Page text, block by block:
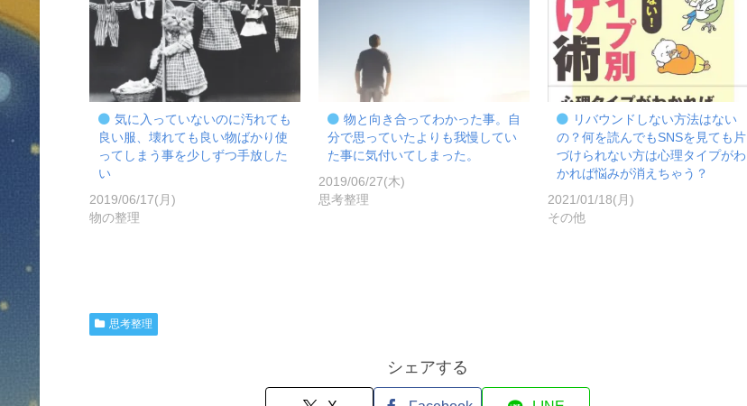
気に入っていないのに汚れても
良い服、壊れても良い物ばかり使
ってしまう事を少しずつ手放した
い
2019/06/17(月)
物の整理
物と向き合ってわかった事。自
分で思っていたよりも我慢してい
た事に気付いてしまった。
2019/06/27(木)
思考整理
リバウンドしない方法はない
の？何を読んでもSNSを見ても片
づけられない方は心理タイプがわ
かれば悩みが消えちゃう？
2021/01/18(月)
その他
思考整理
シェアする